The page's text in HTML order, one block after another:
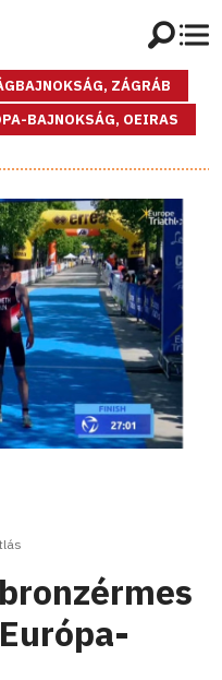
ZÁGRÁB
BAJNOKSÁG, OEIRAS